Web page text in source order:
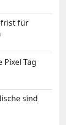
für
Tag
sind